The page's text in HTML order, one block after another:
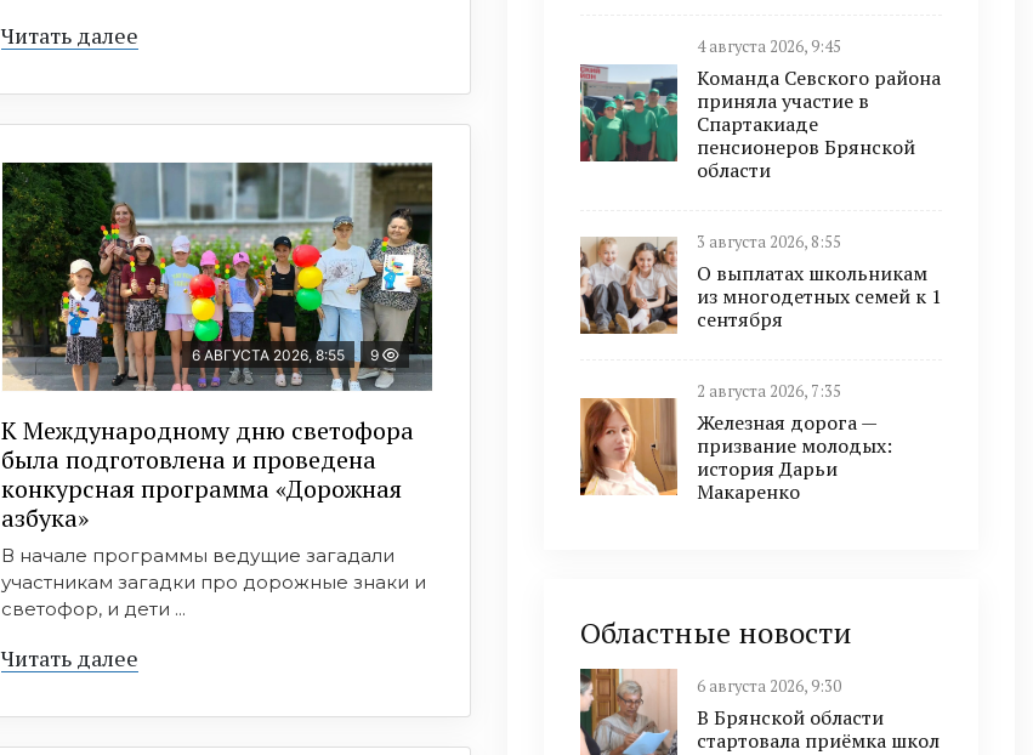
Читать далее
6 АВГУСТА 2026, 8:55 9
К Международному дню светофора
была подготовлена и проведена
конкурсная программа «Дорожная
азбука»
В начале программы ведущие загадали
участникам загадки про дорожные знаки и
светофор, и дети ...
Читать далее
4 августа 2026, 9:45
Команда Севского района
приняла участие в
Спартакиаде
пенсионеров Брянской
области
3 августа 2026, 8:55
О выплатах школьникам
из многодетных семей к 1
сентября
2 августа 2026, 7:35
Железная дорога —
призвание молодых:
история Дарьи
Макаренко
Областные новости
6 августа 2026, 9:30
В Брянской области
стартовала приёмка школ